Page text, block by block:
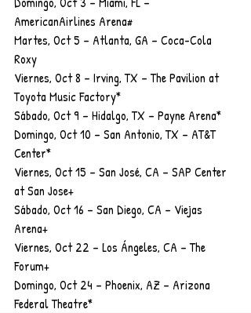
AmericanAirlines Arena#
Martes, Oct 5 – Atlanta, GA – Coca-Cola
Roxy
Viernes, Oct 8 – Irving, TX – The Pavilion at
Toyota Music Factory*
Sábado, Oct 9 – Hidalgo, TX – Payne Arena*
Domingo, Oct 10 – San Antonio, TX – AT&T
Center*
Viernes, Oct 15 – San José, CA – SAP Center
at San Jose+
Sábado, Oct 16 – San Diego, CA – Viejas
Arena+
Viernes, Oct 22 – Los Ángeles, CA – The
Forum+
Domingo, Oct 24 – Phoenix, AZ – Arizona
Federal Theatre*